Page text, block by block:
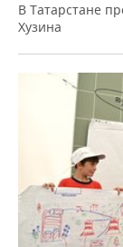
В Татарстане
Хузина